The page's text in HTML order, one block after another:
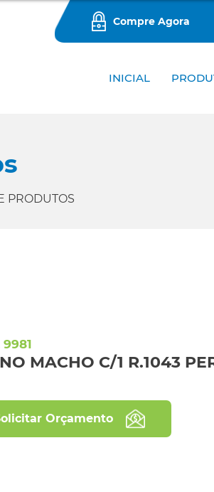
Compre Agora
INICIAL
PRODUTOS
9981
MACHO C/1 R.1043
Orçamento